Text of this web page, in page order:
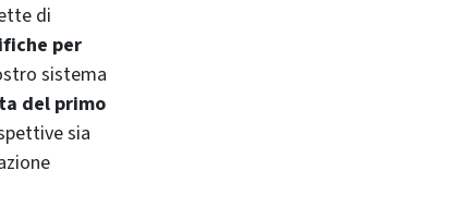
di
per
sistema
del primo
sia